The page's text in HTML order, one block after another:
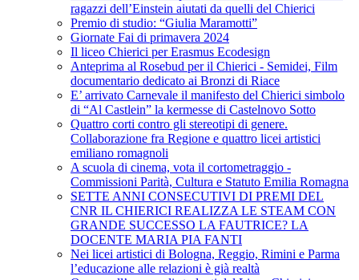
ragazzi dell’Einstein aiutati da quelli del Chierici
Premio di studio: “Giulia Maramotti”
Giornate Fai di primavera 2024
Il liceo Chierici per Erasmus Ecodesign
Anteprima al Rosebud per il Chierici - Semidei, Film
documentario dedicato ai Bronzi di Riace
E’ arrivato Carnevale il manifesto del Chierici simbolo
di “Al Castlein” la kermesse di Castelnovo Sotto
Quattro corti contro gli stereotipi di genere.
Collaborazione fra Regione e quattro licei artistici
emiliano romagnoli
A scuola di cinema, vota il cortometraggio -
Commissioni Parità, Cultura e Statuto Emilia Romagna
SETTE ANNI CONSECUTIVI DI PREMI DEL
CNR IL CHIERICI REALIZZA LE STEAM CON
GRANDE SUCCESSO LA FAUTRICE? LA
DOCENTE MARIA PIA FANTI
Nei licei artistici di Bologna, Reggio, Rimini e Parma
l’educazione alle relazioni è già realtà